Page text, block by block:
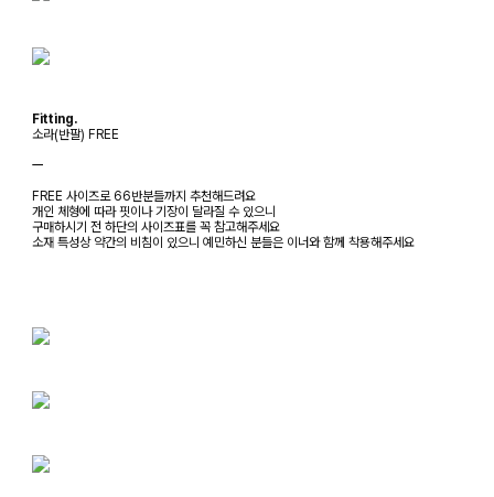
Fitting.
소라(반팔) FREE
ㅡ
FREE 사이즈로 66반분들까지 추천해드려요
개인 체형에 따라 핏이나 기장이 달라질 수 있으니
구매하시기 전 하단의 사이즈표를 꼭 참고해주세요
소재 특성상 약간의 비침이 있으니 예민하신 분들은 이너와 함께 착용해주세요